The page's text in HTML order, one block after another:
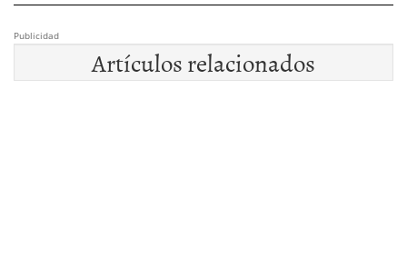
Publicidad
Artículos relacionados